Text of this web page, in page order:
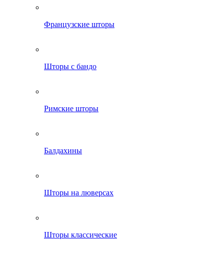
Французские шторы
Шторы с бандо
Римские шторы
Балдахины
Шторы на люверсах
Шторы классические